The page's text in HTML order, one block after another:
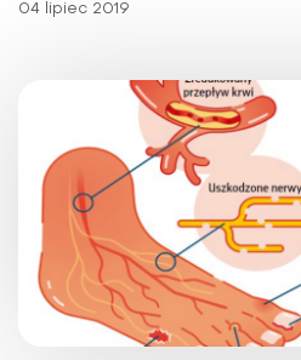
04 lipiec 2019